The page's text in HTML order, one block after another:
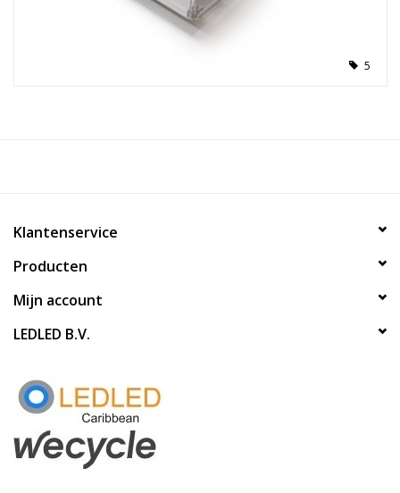
5
Klantenservice
Producten
Mijn account
LEDLED B.V.